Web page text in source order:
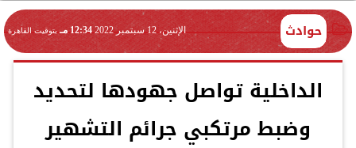
حوادث الإثنين، 12 سبتمبر 2022 12:34 مـ بتوقيت القاهرة
الداخلية تواصل جهودها لتحديد
وضبط مرتكبي جرائم التشهير